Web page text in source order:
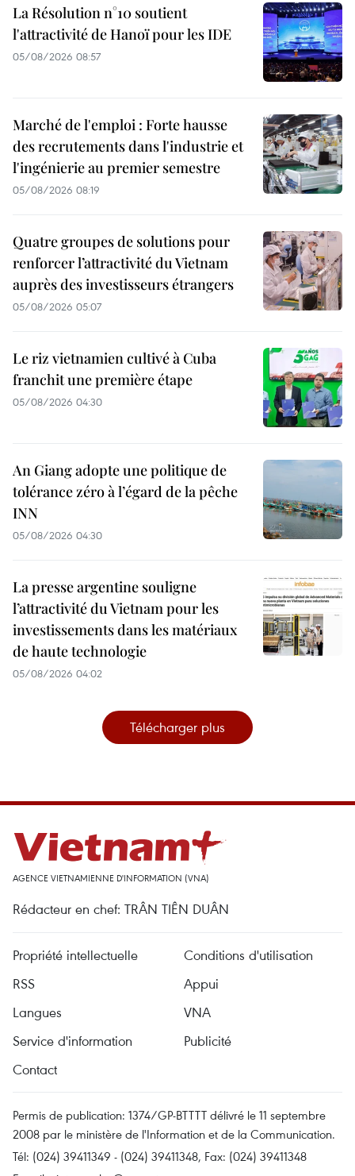
La Résolution n°10 soutient
l'attractivité de Hanoï pour les IDE
05/08/2026 08:57
Marché de l'emploi : Forte hausse
des recrutements dans l'industrie et
l'ingénierie au premier semestre
05/08/2026 08:19
Quatre groupes de solutions pour
renforcer l’attractivité du Vietnam
auprès des investisseurs étrangers
05/08/2026 05:07
Le riz vietnamien cultivé à Cuba
franchit une première étape
05/08/2026 04:30
An Giang adopte une politique de
tolérance zéro à l’égard de la pêche
INN
05/08/2026 04:30
La presse argentine souligne
l’attractivité du Vietnam pour les
investissements dans les matériaux
de haute technologie
05/08/2026 04:02
Télécharger plus
AGENCE VIETNAMIENNE D'INFORMATION (VNA)
Rédacteur en chef: TRÂN TIÊN DUÂN
Propriété intellectuelle
Conditions d'utilisation
RSS
Appui
Langues
VNA
Service d'information
Publicité
Contact
Permis de publication: 1374/GP-BTTTT délivré le 11 septembre
2008 par le ministère de l'Information et de la Communication.
Tél: (024) 39411349 - (024) 39411348, Fax: (024) 39411348